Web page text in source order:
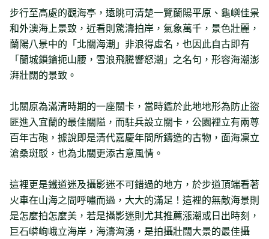
步行至高處的觀海亭，遠眺可清楚一覽蘭陽平原、龜嶼佳景
和外澳海上景致，近看則驚濤拍岸，氣象萬千，景色壯麗，
蘭陽八景中的「北關海潮」非浪得虛名，也因此自古即有
「蘭城鎖鑰扼山腰，雪浪飛騰響怒潮」之名句，形容海潮澎
湃壯闊的景致。
北關原為滿清時期的一座關卡，當時鑑於此地地形為防止盜
匪進入宜蘭的最佳關隘，而駐兵設立關卡，公園裡立有兩尊
百年古砲，據說即是清代嘉慶年間所鑄造的古物，面海凜立
滄桑斑駁，也為北關更添古意風情。
這裡更是鐵道迷及攝影迷不可錯過的地方，於步道頂端看著
火車在山海之間呼嘯而過，大大的滿足！這裡的無敵海景則
是怎麼拍怎麼美，若是攝影迷則尤其推薦漲潮或日出時刻，
巨石嶙峋峨立海岸，海濤洶湧，是拍攝壯闊大景的最佳攝